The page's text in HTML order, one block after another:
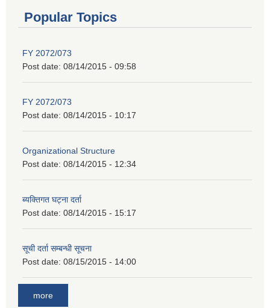
Popular Topics
FY 2072/073
Post date: 08/14/2015 - 09:58
FY 2072/073
Post date: 08/14/2015 - 10:17
Organizational Structure
Post date: 08/14/2015 - 12:34
ब्यक्तिगत घट्ना दर्ता
Post date: 08/14/2015 - 15:17
सूची दर्ता सम्बन्धी सूचना
Post date: 08/15/2015 - 14:00
more